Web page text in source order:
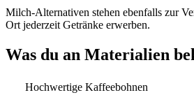
Milch-Alternativen stehen ebenfalls zur
Ort jederzeit Getränke erwerben.
Was du an Materialien
Hochwertige Kaffeebohnen